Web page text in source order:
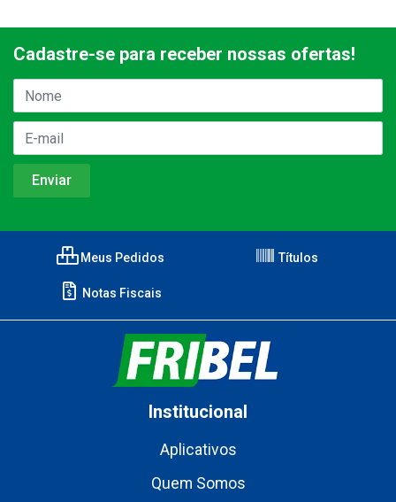
Cadastre-se para receber nossas ofertas!
Meus Pedidos Títulos
Notas Fiscais
Institucional
Aplicativos
Quem Somos